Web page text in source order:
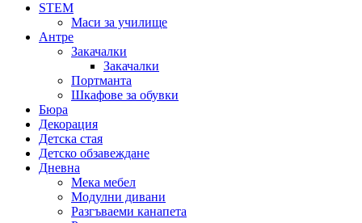
STEM
Маси за училище
Антре
Закачалки
Закачалки
Портманта
Шкафове за обувки
Бюра
Декорация
Детска стая
Детско обзавеждане
Дневна
Мека мебел
Модулни дивани
Разгъваеми канапета